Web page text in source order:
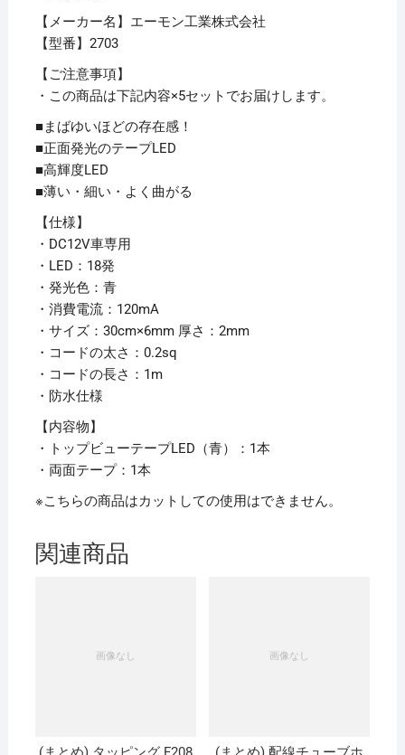
【メーカー名】エーモン工業株式会社
【型番】2703
【ご注意事項】
・この商品は下記内容×5セットでお届けします。
■まばゆいほどの存在感！
■正面発光のテープLED
■高輝度LED
■薄い・細い・よく曲がる
【仕様】
・DC12V車専用
・LED：18発
・発光色：青
・消費電流：120mA
・サイズ：30cm×6mm 厚さ：2mm
・コードの太さ：0.2sq
・コードの長さ：1m
・防水仕様
【内容物】
・トップビューテープLED（青）：1本
・両面テープ：1本
※こちらの商品はカットしての使用はできません。
関連商品